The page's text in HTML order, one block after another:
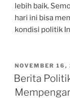
lebih baik.
hari ini bisa
kondisi politik
POSTED
ON
NOVEMBER
Berita